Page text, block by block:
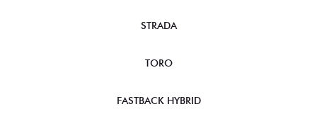
STRADA
TORO
FASTBACK HYBRID